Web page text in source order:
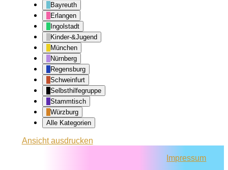
Bayreuth
Erlangen
Ingolstadt
Kinder-&Jugend
München
Nürnberg
Regensburg
Schweinfurt
Selbsthilfegruppe
Stammtisch
Würzburg
Alle Kategorien
Ansichtausdrucken
Impressum